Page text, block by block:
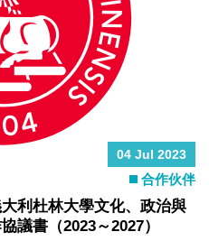
04 Jul 2023
合作伙伴
利杜林大學文化、政治與
議書（2023～2027）